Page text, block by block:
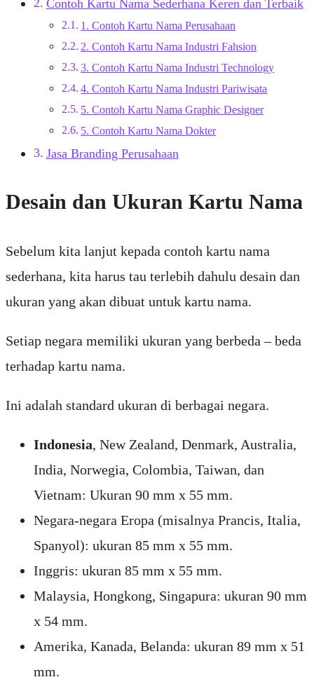
Contoh Kartu Nama Sederhana Keren dan Terbaik
1. Contoh Kartu Nama Perusahaan
2. Contoh Kartu Nama Industri Fahsion
3. Contoh Kartu Nama Industri Technology
4. Contoh Kartu Nama Industri Pariwisata
5. Contoh Kartu Nama Graphic Designer
5. Contoh Kartu Nama Dokter
Jasa Branding Perusahaan
Desain dan Ukuran Kartu Nama
Sebelum kita lanjut kepada contoh kartu nama
sederhana, kita harus tau terlebih dahulu desain dan
ukuran yang akan dibuat untuk kartu nama.
Setiap negara memiliki ukuran yang berbeda – beda
terhadap kartu nama.
Ini adalah standard ukuran di berbagai negara.
Indonesia, New Zealand, Denmark, Australia,
India, Norwegia, Colombia, Taiwan, dan
Vietnam: Ukuran 90 mm x 55 mm.
Negara-negara Eropa (misalnya Prancis, Italia,
Spanyol): ukuran 85 mm x 55 mm.
Inggris: ukuran 85 mm x 55 mm.
Malaysia, Hongkong, Singapura: ukuran 90 mm
x 54 mm.
Amerika, Kanada, Belanda: ukuran 89 mm x 51
mm.